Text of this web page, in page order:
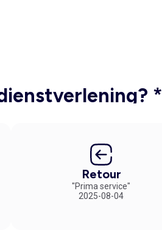
*
Retour
"Prima service"
2025-08-04